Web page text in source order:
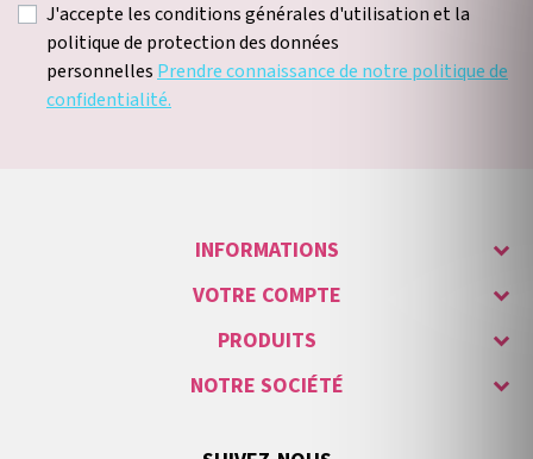
J'accepte les conditions générales d'utilisation et la
politique de protection des données
personnelles Prendre connaissance de notre politique de
confidentialité.
INFORMATIONS
VOTRE COMPTE
PRODUITS
NOTRE SOCIÉTÉ